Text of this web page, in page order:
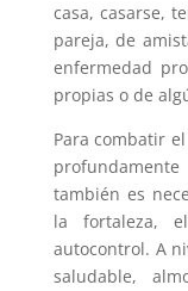
casa, casarse,
pareja, de
enfermedad
propias o de
Para combatir
también es
la fortaleza,
autocontrol. A
saludable,